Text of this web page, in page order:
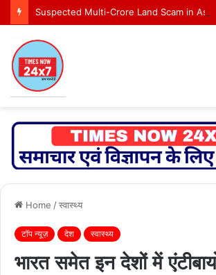
Home /स्वास्थ्य
टॉप न्यूज़ देश स्वास्थ्य
भारत समेत इन देशों में